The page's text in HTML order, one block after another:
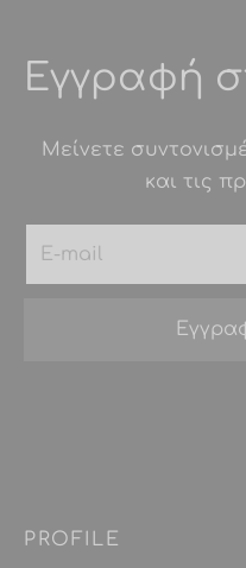
Εγγραφή
Μείνετε
και τις
PROFILE